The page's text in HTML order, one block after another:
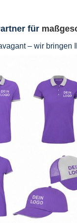
für
– wir bringen